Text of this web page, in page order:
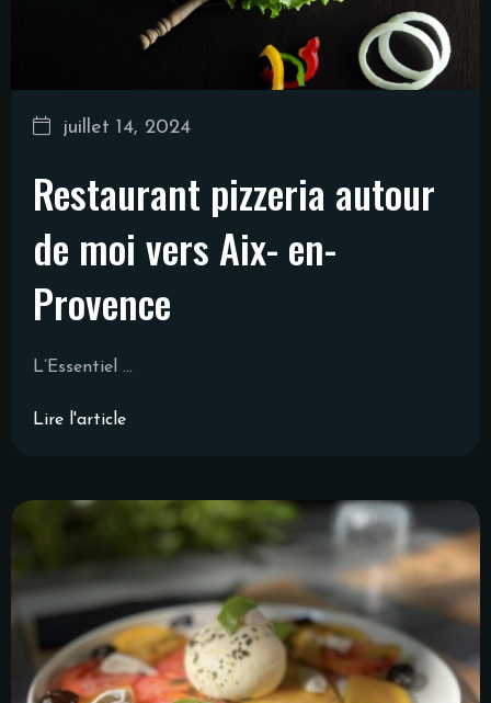
juillet 14, 2024
Restaurant pizzeria autour
de moi vers Aix- en-
Provence
L’Essentiel ...
Lire l'article